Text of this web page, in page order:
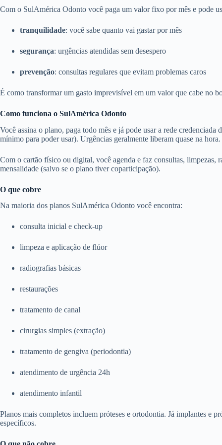
Com o SulAmérica Odonto você paga um valor fixo por mês e pode
tranquilidade: você sabe quanto vai gastar por mês
segurança: urgências atendidas sem desespero
prevenção: consultas regulares que evitam problemas caros
É como transformar um gasto imprevisível em um valor que cabe no
Como funciona o SulAmérica Odonto
Você assina o plano, paga todo mês e já pode usar a rede
mínimo para poder usar). Urgências geralmente liberam quase na hora.
Com o cartão físico ou digital, você agenda e faz consultas, limpezas,
mensalidade (salvo se o plano tiver coparticipação).
O que cobre
Na maioria dos planos SulAmérica Odonto você encontra:
consulta inicial e check-up
limpeza e aplicação de flúor
radiografias básicas
restaurações
tratamento de canal
cirurgias simples (extração)
tratamento de gengiva (periodontia)
atendimento de urgência 24h
atendimento infantil
Planos mais completos incluem próteses e ortodontia. Já implantes e
específicos.